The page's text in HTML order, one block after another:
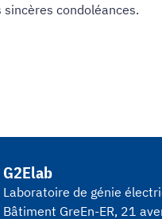
condoléances.
G2Elab
Laboratoire de génie
Bâtiment GreEn-ER, 21